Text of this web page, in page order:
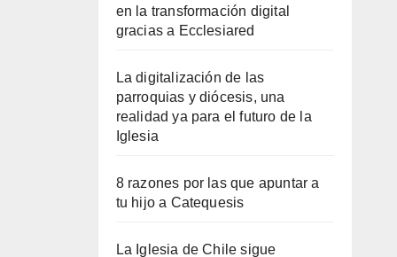
en la transformación digital
gracias a Ecclesiared
La digitalización de las
parroquias y diócesis, una
realidad ya para el futuro de la
Iglesia
8 razones por las que apuntar a
tu hijo a Catequesis
La Iglesia de Chile sigue